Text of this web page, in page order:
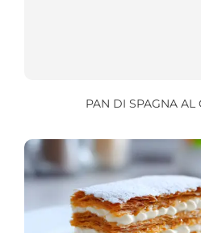
PAN DI SPAGNA AL